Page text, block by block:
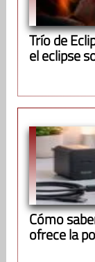
Trío de
el eclipse
Cómo
ofrece la